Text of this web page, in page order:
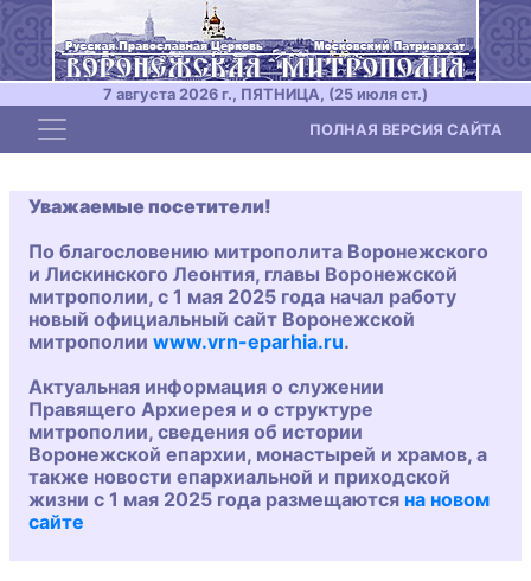
7 августа 2026 г., ПЯТНИЦА, (25 июля ст.)
Toggle navigation ПОЛНАЯ ВЕРСИЯ САЙТА
Уважаемые посетители!
По благословению митрополита Воронежского
и Лискинского Леонтия, главы Воронежской
митрополии, с 1 мая 2025 года начал работу
новый официальный сайт Воронежской
митрополии www.vrn-eparhia.ru.
Актуальная информация о служении
Правящего Архиерея и о структуре
митрополии, сведения об истории
Воронежской епархии, монастырей и храмов, а
также новости епархиальной и приходской
жизни с 1 мая 2025 года размещаются на новом
сайте